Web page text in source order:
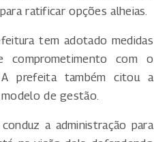
ratificar opções alheias.
tem adotado medidas
comprometimento com o
prefeita também citou a
de gestão.
a administração para